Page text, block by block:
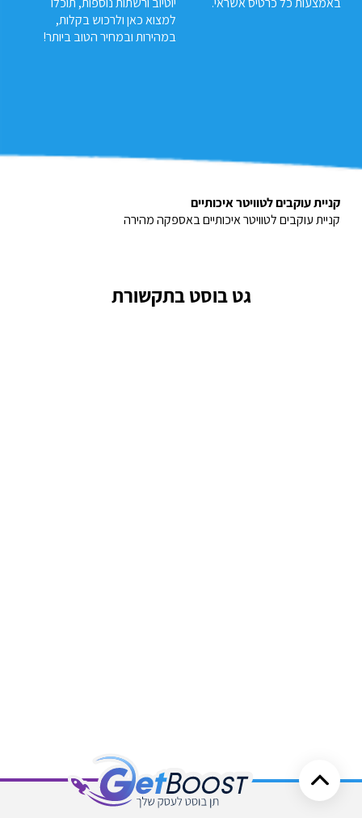
למצוא כאן ולרכוש בקלות,
במהירות ובמחיר הטוב ביותר!
קניית עוקבים לטוויטר איכותיים
קניית עוקבים לטוויטר איכותיים באספקה מהירה
גט בוסט בתקשורת